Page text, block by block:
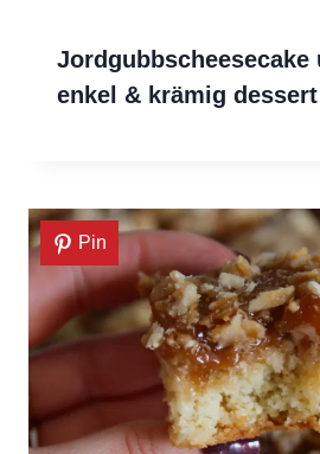
Jordgubbscheesecake
enkel & krämig dessert
Pin